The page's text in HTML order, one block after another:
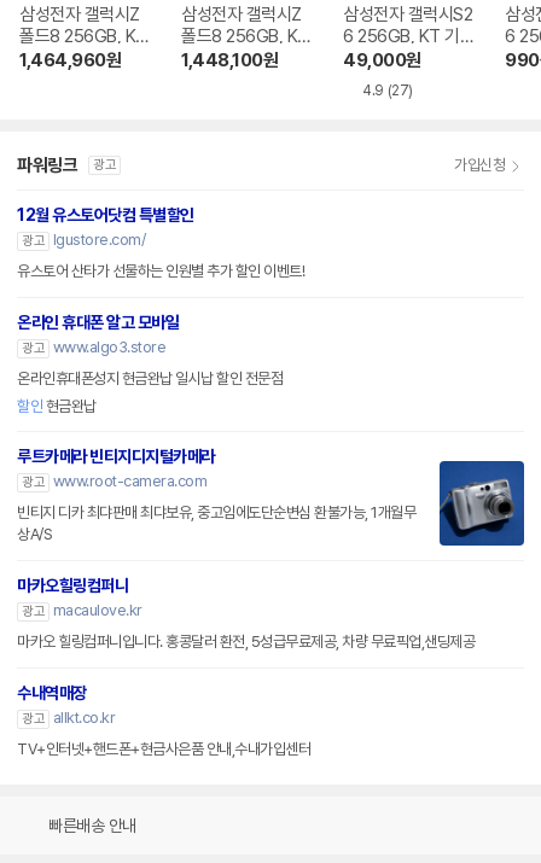
삼성전자 갤럭시Z
폴드8 256GB, KT
기기변경 완납
1,464,960원
삼성전자 갤럭시Z
폴드8 256GB, KT
번호이동 완납
1,448,100원
삼성전자 갤럭시S2
6 256GB, KT 기기
변경 완납
49,000원
4.9 (27)
삼성
6
이동
990
파워링크 광고 가입신청
12월 유스토어닷컴 특별할인
광고
lgustore.com/
유스토어 산타가 선물하는 인원별 추가 할인 이벤트!
온라인 휴대폰 알고 모바일
광고 www.algo3.store
온라인휴대폰성지 현금완납 일시납 할인 전문점
할인 현금완납
루트카메라 빈티지디지털카메라
광고 www.root-camera.com
빈티지 디카 최댜판매 최댜보유, 중고임에도단순변심 환불가능, 1개월무
상A/S
마카오힐링컴퍼니
광고
macaulove.kr
마카오 힐링컴퍼니입니다. 홍콩달러 환전, 5성급무료제공, 차량 무료픽업,샌딩제공
수내역매장
광고
allkt.co.kr
TV+인터넷+핸드폰+현금사은품 안내,수내가입센터
빠른배송 안내